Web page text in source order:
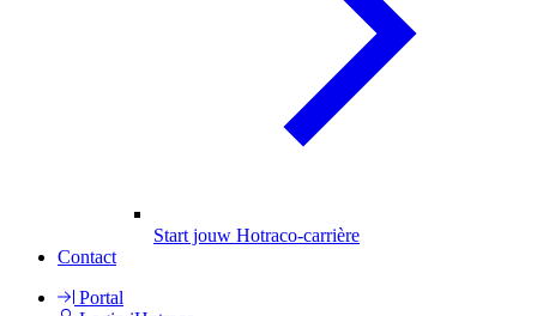
Start jouw Hotraco-carrière
Contact
Portal